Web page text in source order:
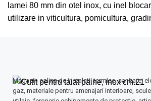
lamei 80 mm din otel inox, cu inel
utilizare in viticultura, pomicultura,
Magazin online de instalatii termice, sanitare,
gaz, materiale pentru amenajari interioare,